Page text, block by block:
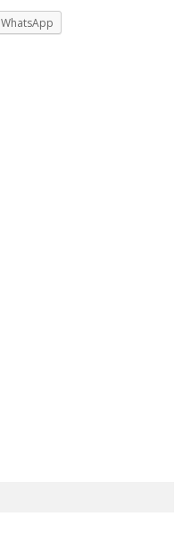
WhatsApp